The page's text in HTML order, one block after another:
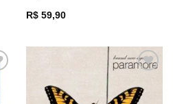
R$59,90
a lista de
desejos